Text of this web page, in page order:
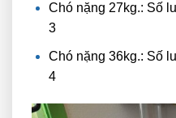
Chó nặng 27kg.: Số
3
Chó nặng 36kg.: Số
4